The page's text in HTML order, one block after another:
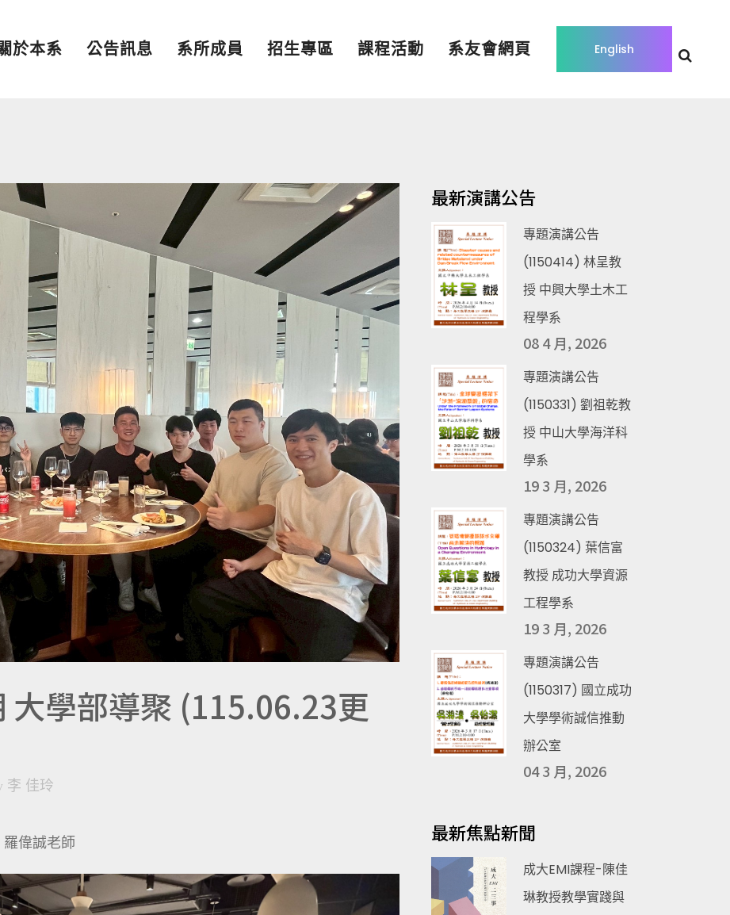
English
關於本系 公告訊息 系所成員 招生專區 課程活動 系友會網頁
大學部導聚 (115.06.23更
李 佳玲
偉誠老師
最新演講公告
專題演講公告
(1150414) 林呈教
授 中興大學土木工
程學系
08 4 月, 2026
專題演講公告
(1150331) 劉祖乾教
授 中山大學海洋科
學系
19 3 月, 2026
專題演講公告
(1150324) 葉信富
教授 成功大學資源
工程學系
19 3 月, 2026
專題演講公告
(1150317) 國立成功
大學學術誠信推動
辦公室
04 3 月, 2026
最新焦點新聞
成大EMI課程-陳佳
琳教授教學實踐與